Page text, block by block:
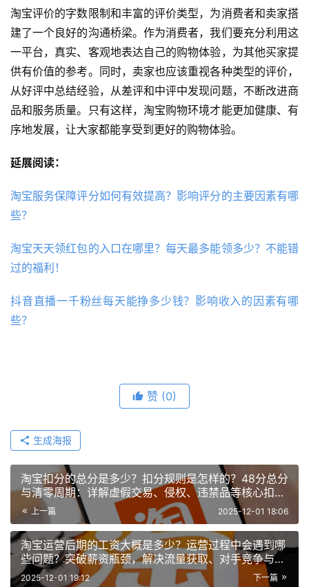
淘宝评价的字数限制和丰富的评价类型，为消费者和卖家搭
建了一个良好的沟通桥梁。作为消费者，我们要充分利用这
一平台，真实、客观地表达自己的购物体验，为其他买家提
供有价值的参考。同时，卖家也应该重视各种类型的评价，
从好评中总结经验，从差评和中评中发现问题，不断改进商
品和服务质量。只有这样，淘宝购物环境才能更加健康、有
序地发展，让大家都能享受到更好的购物体验。
延展阅读：
淘宝服务保障评分如何有效提高？影响评分的主要因素有哪
些？
淘宝天天领红包的入口在哪里？每天最多能领多少？不能错
过的福利！
抖音直播一千粉丝每天能挣多少钱？影响收入的因素有哪
些？
赞 (0)
生成海报
淘宝扣分的总分是多少？扣分规则是怎样的？48分总分
与清零周期：详解虚假交易、侵权、违禁品等核心扣分
规则及对店铺流量的影响
上一篇 2025-12-01 18:06
淘宝运营后期的工资大概是多少？运营过程中会遇到哪
些问题？突破薪资瓶颈，解决流量获取、对手竞争与客
户服务核心难题！
下一篇
2025-12-01 19:12